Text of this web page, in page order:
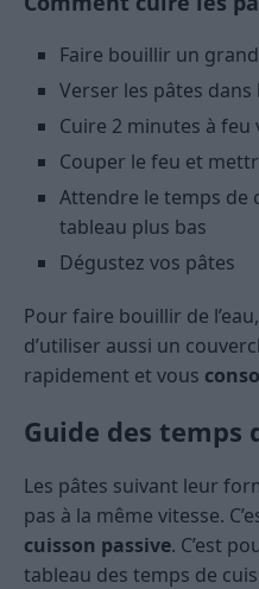
Faire bouillir un
Verser les pâtes
Cuire 2 minutes à feu
Couper le feu et
Attendre le temps de
tableau plus bas
Dégustez vos pâtes
Pour faire bouillir de
d’utiliser aussi un
rapidement et vous
Guide des temps
Les pâtes suivant leur
pas à la même vitesse.
cuisson passive. C’est
tableau des temps de